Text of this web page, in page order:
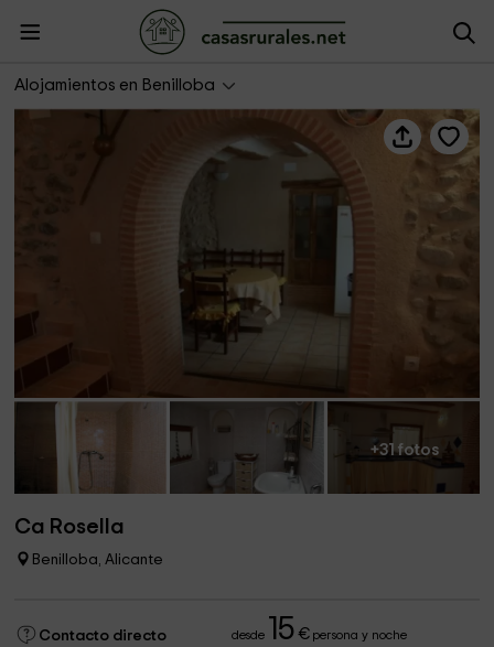
Alojamientos en Benilloba
+31 fotos
Ca Rosella
Benilloba, Alicante
Contacto directo desde 15 €persona y noche